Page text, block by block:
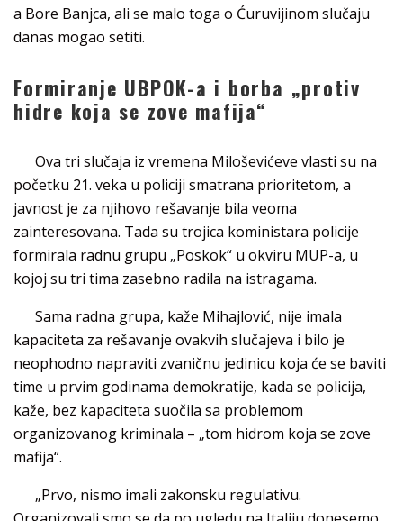
a Bore Banjca, ali se malo toga o Ćuruvijinom slučaju
danas mogao setiti.
Formiranje UBPOK-a i borba „protiv
hidre koja se zove mafija“
Ova tri slučaja iz vremena Miloševićeve vlasti su na
početku 21. veka u policiji smatrana prioritetom, a
javnost je za njihovo rešavanje bila veoma
zainteresovana. Tada su trojica koministara policije
formirala radnu grupu „Poskok“ u okviru MUP-a, u
kojoj su tri tima zasebno radila na istragama.
Sama radna grupa, kaže Mihajlović, nije imala
kapaciteta za rešavanje ovakvih slučajeva i bilo je
neophodno napraviti zvaničnu jedinicu koja će se baviti
time u prvim godinama demokratije, kada se policija,
kaže, bez kapaciteta suočila sa problemom
organizovanog kriminala – „tom hidrom koja se zove
mafija“.
„Prvo, nismo imali zakonsku regulativu.